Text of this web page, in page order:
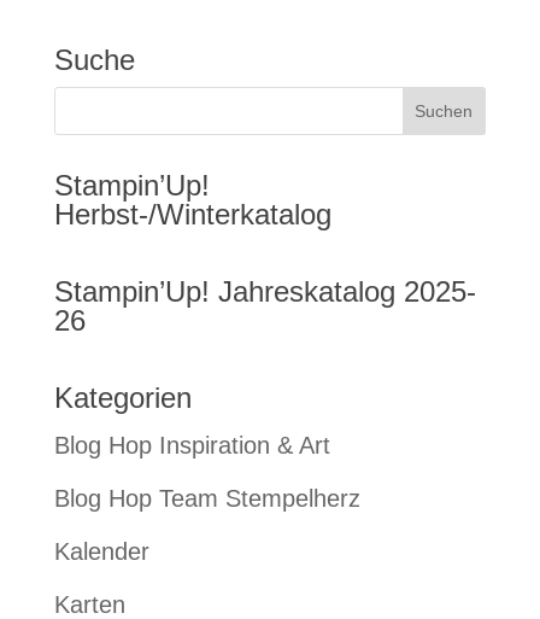
Suche
Stampin’Up!
Herbst-/Winterkatalog
Stampin’Up! Jahreskatalog 2025-
26
Kategorien
Blog Hop Inspiration & Art
Blog Hop Team Stempelherz
Kalender
Karten